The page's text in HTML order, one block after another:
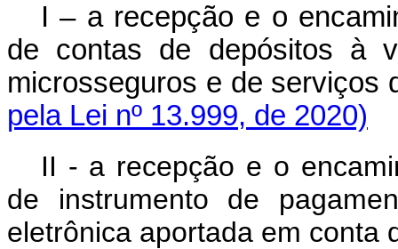
I – a recepção e o
de contas de depósitos à
microsseguros e de serviços
pela Lei nº 13.999, de 2020)
II - a recepção e o
de instrumento de
eletrônica aportada em conta